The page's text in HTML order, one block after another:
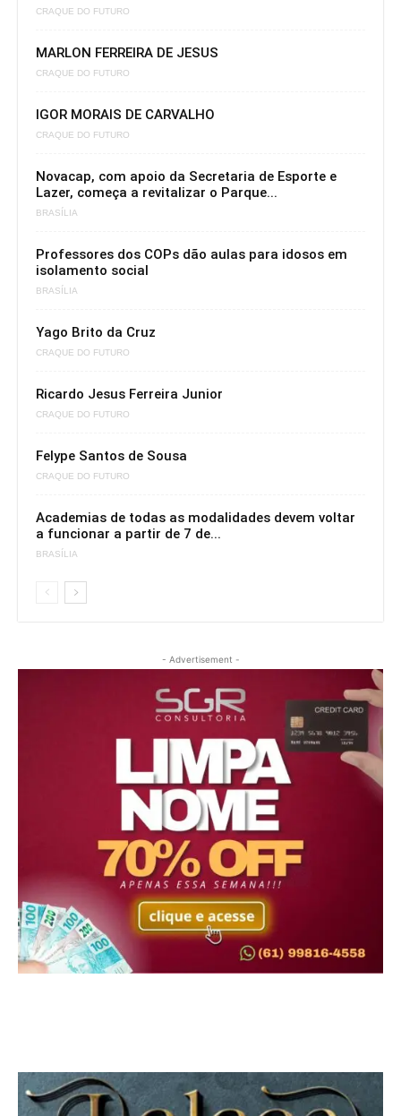
CRAQUE DO FUTURO
MARLON FERREIRA DE JESUS
CRAQUE DO FUTURO
IGOR MORAIS DE CARVALHO
CRAQUE DO FUTURO
Novacap, com apoio da Secretaria de Esporte e
Lazer, começa a revitalizar o Parque...
BRASÍLIA
Professores dos COPs dão aulas para idosos em
isolamento social
BRASÍLIA
Yago Brito da Cruz
CRAQUE DO FUTURO
Ricardo Jesus Ferreira Junior
CRAQUE DO FUTURO
Felype Santos de Sousa
CRAQUE DO FUTURO
Academias de todas as modalidades devem voltar
a funcionar a partir de 7 de...
BRASÍLIA
- Advertisement -